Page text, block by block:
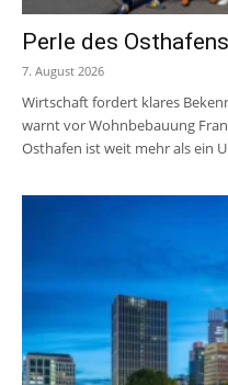
Perle des Osthafens
7. August 2026
Wirtschaft fordert klares
warnt vor Wohnbebauung
Osthafen ist weit mehr als ein